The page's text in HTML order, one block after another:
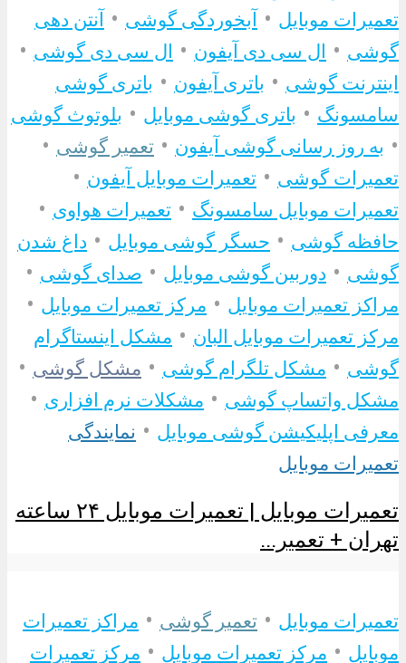
تعمیرات موبایل • آبخوردگی گوشی • آنتن دهی
گوشی • ال سی دی آیفون • ال سی دی گوشی •
اینترنت گوشی • باتری آیفون • باتری گوشی
سامسونگ • باتری گوشی موبایل • بلوتوث گوشی
• به روز رسانی گوشی آیفون • تعمیر گوشی •
تعمیرات گوشی • تعمیرات موبایل آیفون •
تعمیرات موبایل سامسونگ • تعمیرات هواوی •
حافظه گوشی • حسگر گوشی موبایل • داغ شدن
گوشی • دوربین گوشی موبایل • صدای گوشی •
مراکز تعمیرات موبایل • مرکز تعمیرات موبایل •
مرکز تعمیرات موبایل البان • مشکل اینستاگرام
گوشی • مشکل تلگرام گوشی • مشکل گوشی •
مشکل واتساپ گوشی • مشکلات نرم افزاری •
معرفی اپلیکیشن گوشی موبایل • نمایندگی
تعمیرات موبایل
تعمیرات موبایل | تعمیرات موبایل ۲۴ ساعته
تهران + تعمیر...
تعمیرات موبایل • تعمیر گوشی • مراکز تعمیرات
موبایل • مرکز تعمیرات موبایل • مرکز تعمیرات